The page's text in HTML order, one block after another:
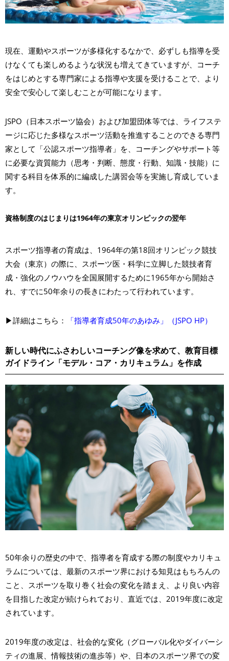
現在、運動やスポーツが多様化するなかで、必ずしも指導を受
けなくても楽しめるような状況も増えてきていますが、コーチ
をはじめとする専門家による指導や支援を受けることで、より
安全で安心して楽しむことが可能になります。
JSPO（日本スポーツ協会）および加盟団体等では、ライフステ
ージに応じた多様なスポーツ活動を推進することのできる専門
家として「公認スポーツ指導者」を、コーチングやサポート等
に必要な資質能力（思考・判断、態度・行動、知識・技能）に
関する科目を体系的に編成した講習会等を実施し育成していま
す。
資格制度のはじまりは1964年の東京オリンピックの翌年
スポーツ指導者の育成は、1964年の第18回オリンピック競技
大会（東京）の際に、スポーツ医・科学に立脚した競技者育
成・強化のノウハウを全国展開するために1965年から開始さ
れ、すでに50年余りの長きにわたって行われています。
▶詳細はこちら： 「指導者育成50年のあゆみ」（JSPO HP）
新しい時代にふさわしいコーチング像を求めて、教育目標
ガイドライン「モデル・コア・カリキュラム」を作成
50年余りの歴史の中で、指導者を育成する際の制度やカリキュ
ラムについては、最新のスポーツ界における知見はもちろんの
こと、スポーツを取り巻く社会の変化を踏まえ、より良い内容
を目指した改定が続けられており、直近では、2019年度に改定
されています。
2019年度の改定は、社会的な変化（グローバル化やダイバーシ
ティの進展、情報技術の進歩等）や、日本のスポーツ界での変